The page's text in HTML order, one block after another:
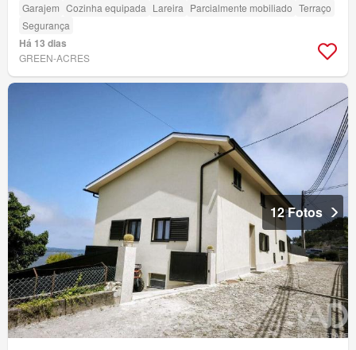
Garajem Cozinha equipada Lareira Parcialmente mobiliado Terraço
Segurança
Há 13 dias
GREEN-ACRES
12 Fotos